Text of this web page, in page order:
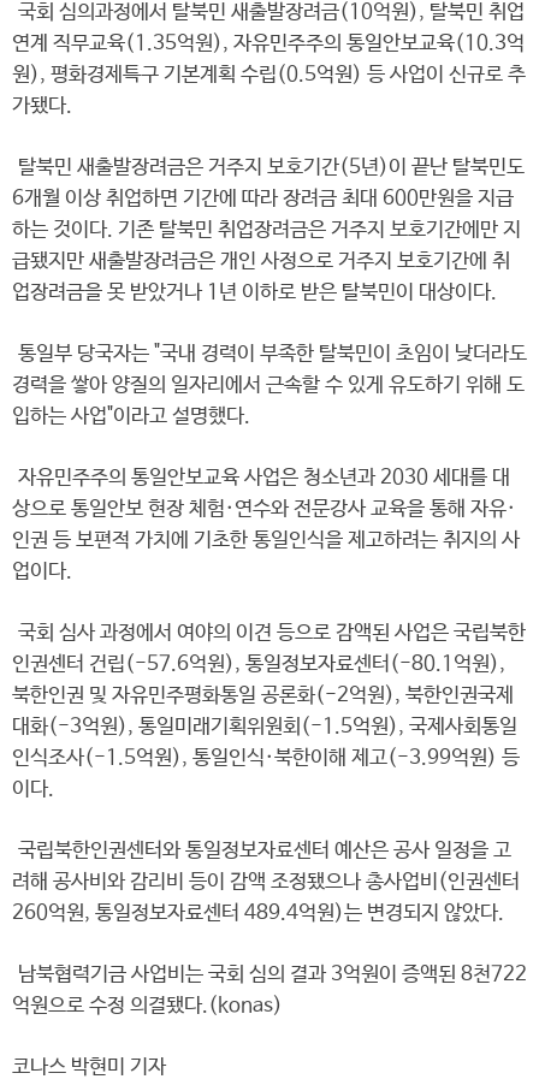
국회 심의과정에서 탈북민 새출발장려금(10억원), 탈북민 취업
연계 직무교육(1.35억원), 자유민주주의 통일안보교육(10.3억
원), 평화경제특구 기본계획 수립(0.5억원) 등 사업이 신규로 추
가됐다.
탈북민 새출발장려금은 거주지 보호기간(5년)이 끝난 탈북민도
6개월 이상 취업하면 기간에 따라 장려금 최대 600만원을 지급
하는 것이다. 기존 탈북민 취업장려금은 거주지 보호기간에만 지
급됐지만 새출발장려금은 개인 사정으로 거주지 보호기간에 취
업장려금을 못 받았거나 1년 이하로 받은 탈북민이 대상이다.
통일부 당국자는 "국내 경력이 부족한 탈북민이 초임이 낮더라도
경력을 쌓아 양질의 일자리에서 근속할 수 있게 유도하기 위해 도
입하는 사업"이라고 설명했다.
자유민주주의 통일안보교육 사업은 청소년과 2030 세대를 대
상으로 통일안보 현장 체험·연수와 전문강사 교육을 통해 자유·
인권 등 보편적 가치에 기초한 통일인식을 제고하려는 취지의 사
업이다.
국회 심사 과정에서 여야의 이견 등으로 감액된 사업은 국립북한
인권센터 건립(-57.6억원), 통일정보자료센터(-80.1억원),
북한인권 및 자유민주평화통일 공론화(-2억원), 북한인권국제
대화(-3억원), 통일미래기획위원회(-1.5억원), 국제사회통일
인식조사(-1.5억원), 통일인식·북한이해 제고(-3.99억원) 등
이다.
국립북한인권센터와 통일정보자료센터 예산은 공사 일정을 고
려해 공사비와 감리비 등이 감액 조정됐으나 총사업비(인권센터
260억원, 통일정보자료센터 489.4억원)는 변경되지 않았다.
남북협력기금 사업비는 국회 심의 결과 3억원이 증액된 8천722
억원으로 수정 의결됐다.(konas)
코나스 박현미 기자